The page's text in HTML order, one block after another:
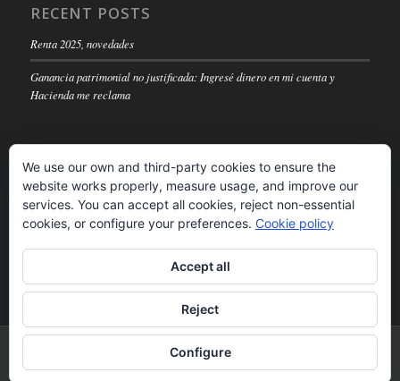
RECENT POSTS
Renta 2025, novedades
Ganancia patrimonial no justificada: Ingresé dinero en mi cuenta y
Hacienda me reclama
LEGAL NOTICE
Read
powered by Enfold WordPress Theme
We use our own and third-party cookies to ensure the
website works properly, measure usage, and improve our
services. You can accept all cookies, reject non-essential
cookies, or configure your preferences. Cookie policy
Accept all
Reject
Configure